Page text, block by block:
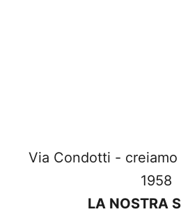
Via Condotti -
1958
LA NOSTRA